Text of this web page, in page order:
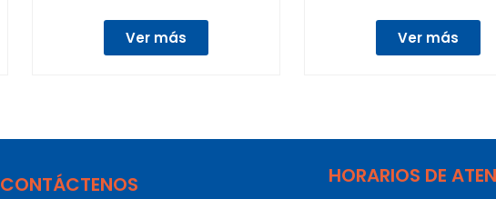
Ver más Ver más
CONTÁCTENOS HORARIOS DE